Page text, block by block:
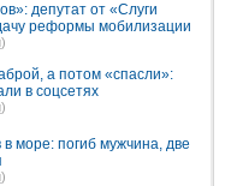
депутат от «Слуги
реформы мобилизации
)
а потом «спасли»:
в соцсетях
)
море: погиб мужчина, две
)